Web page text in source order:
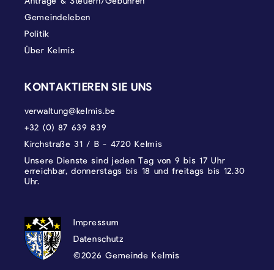
Gemeindeleben
Politik
Über Kelmis
KONTAKTIEREN SIE UNS
verwaltung@kelmis.be
+32 (0) 87 639 839
Kirchstraße 31 / B - 4720 Kelmis
Unsere Dienste sind jeden Tag von 9 bis 17 Uhr
erreichbar, donnerstags bis 18 und freitags bis 12.30
Uhr.
DATENSCHUTZ, IMPRESSUM UND
Impressum
Datenschutz
©2026 Gemeinde Kelmis